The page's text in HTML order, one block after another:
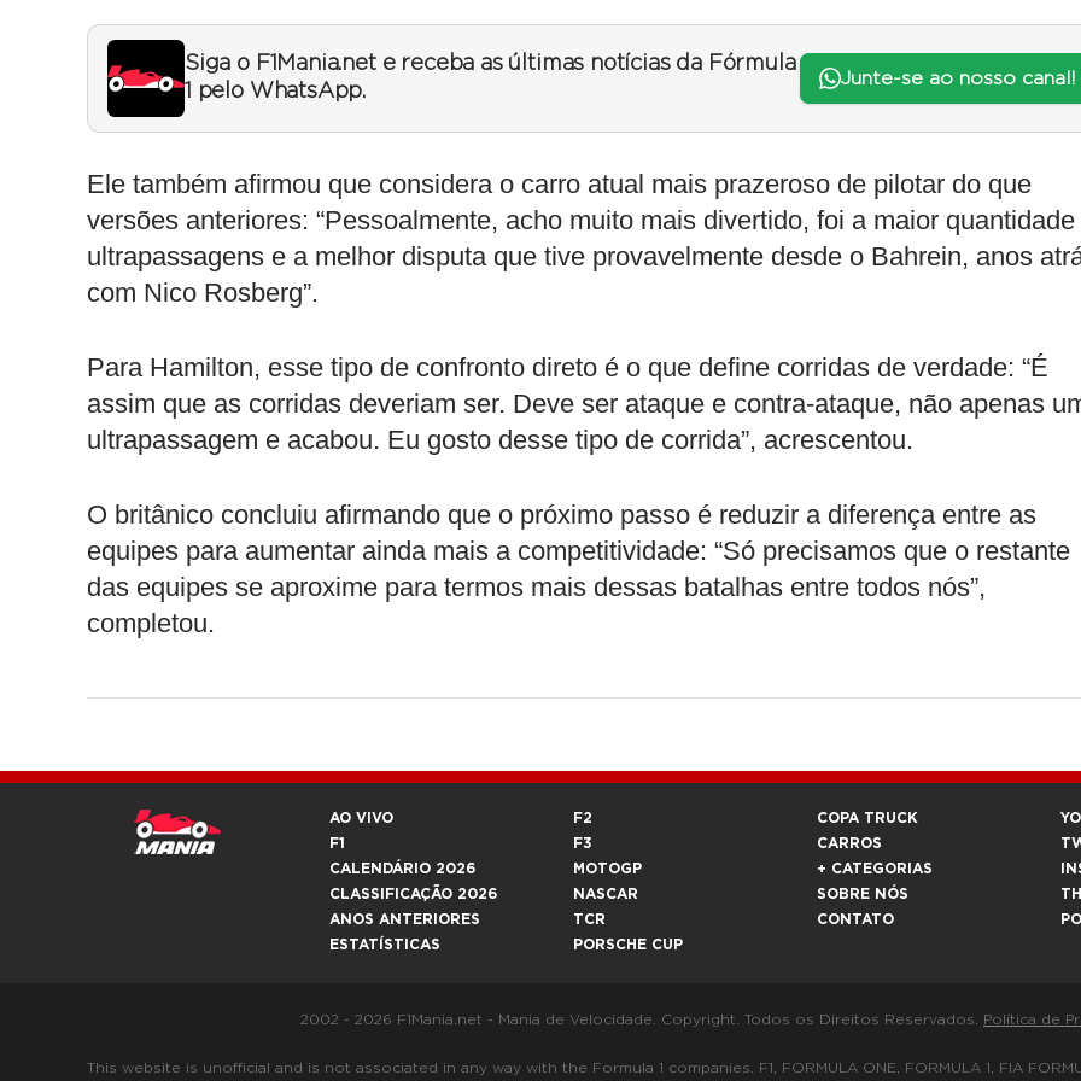
Siga o F1Mania.net e receba as últimas notícias da Fórmula
1 pelo WhatsApp.
Junte-se ao nosso canal!
Ele também afirmou que considera o carro atual mais prazeroso de pilotar do que
versões anteriores: “Pessoalmente, acho muito mais divertido, foi a maior quantidade
ultrapassagens e a melhor disputa que tive provavelmente desde o Bahrein, anos
com Nico Rosberg”.
Para Hamilton, esse tipo de confronto direto é o que define corridas de verdade: “É
assim que as corridas deveriam ser. Deve ser ataque e contra-ataque, não apenas
ultrapassagem e acabou. Eu gosto desse tipo de corrida”, acrescentou.
O britânico concluiu afirmando que o próximo passo é reduzir a diferença entre as
equipes para aumentar ainda mais a competitividade: “Só precisamos que o restante
das equipes se aproxime para termos mais dessas batalhas entre todos nós”,
completou.
AO VIVO
F1
CALENDÁRIO 2026
CLASSIFICAÇÃO 2026
ANOS ANTERIORES
ESTATÍSTICAS
F2
F3
MOTOGP
NASCAR
TCR
PORSCHE CUP
COPA TRUCK
CARROS
+ CATEGORIAS
SOBRE NÓS
CONTATO
2002 - 2026 F1Mania.net - Mania de Velocidade. Copyright. Todos os Direitos Reservados. Política de
This website is unofficial and is not associated in any way with the Formula 1 companies. F1, FORMULA ONE, FORMULA 1, FIA